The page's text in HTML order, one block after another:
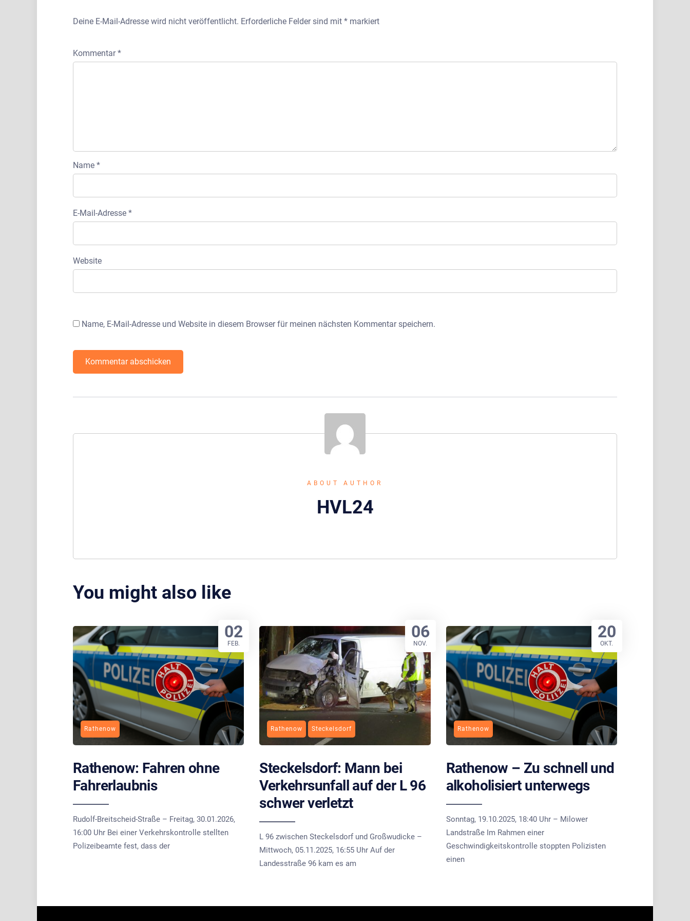
Deine E-Mail-Adresse wird nicht veröffentlicht. Erforderliche Felder sind mit * markiert
Kommentar*
Name *
E-Mail-Adresse *
Website
Name, E-Mail-Adresse und Website in diesem Browser für meinen nächsten Kommentar speichern.
ABOUT AUTHOR
HVL24
You might also like
Rathenow
Rathenow: Fahren ohne
Fahrerlaubnis
Rudolf-Breitscheid-Straße – Freitag, 30.01.2026,
16:00 Uhr Bei einer Verkehrskontrolle stellten
Polizeibeamte fest, dass der
02
FEB.
Rathenow Steckelsdorf
Steckelsdorf: Mann bei
Verkehrsunfall auf der L 96
schwer verletzt
L 96 zwischen Steckelsdorf und Großwudicke –
Mittwoch, 05.11.2025, 16:55 Uhr Auf der
Landesstraße 96 kam es am
06
NOV.
Rathenow
Rathenow – Zu schnell und
alkoholisiert unterwegs
Sonntag, 19.10.2025, 18:40 Uhr – Milower
Landstraße Im Rahmen einer
Geschwindigkeitskontrolle stoppten Polizisten
einen
20
OKT.